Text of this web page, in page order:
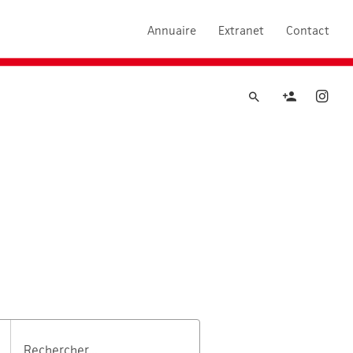
Rechercher
Rechercher
Annuaire Extranet Contact